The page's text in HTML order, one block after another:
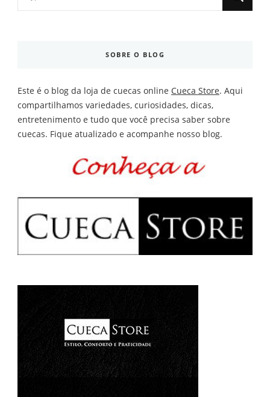
SOBRE O BLOG
Este é o blog da loja de cuecas online Cueca Store. Aqui
compartilhamos variedades, curiosidades, dicas,
entretenimento e tudo que você precisa saber sobre
cuecas. Fique atualizado e acompanhe nosso blog.